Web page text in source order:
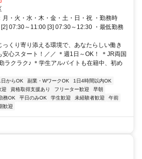
月・火・水・木・金・土・日・祝 ・勤務時
07:30～11:00 [3] 07:30～12:30 ・最低勤務
くり寄り添える環境で、あなたらしい働き
心スタート！／／ ＊週1日～OK！ ＊JR両国
ラクラク♪ ＊学生アルバイトも在籍中、初め
からOK 副業・WワークOK
1日4時間以内OK
迎 資格取得支援あり フリーター歓迎
早朝
務OK 平日のみOK 学生歓迎 未経験者歓迎
午前
歓迎